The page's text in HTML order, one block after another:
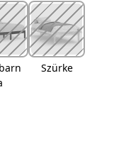
Szürke